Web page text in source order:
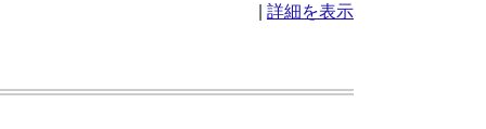
詳細を表示